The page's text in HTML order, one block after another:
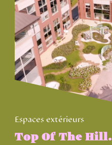
Espaces extérieurs
Top Of The Hill.